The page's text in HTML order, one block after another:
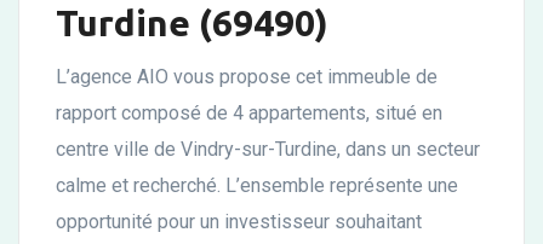
Turdine (69490)
L’agence AIO vous propose cet immeuble de
rapport composé de 4 appartements, situé en
centre ville de Vindry-sur-Turdine, dans un secteur
calme et recherché. L’ensemble représente une
opportunité pour un investisseur souhaitant